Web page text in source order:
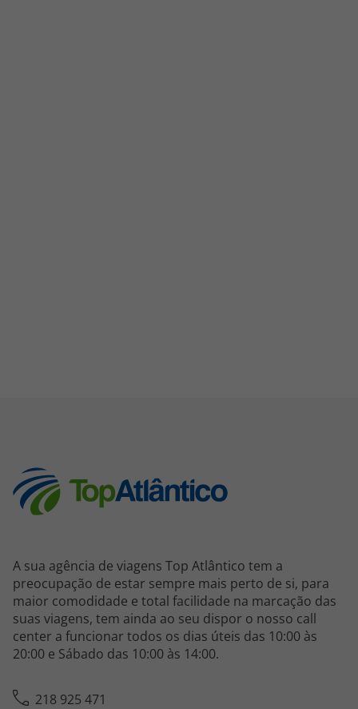
A sua agência de viagens Top Atlântico tem a
preocupação de estar sempre mais perto de si, para
maior comodidade e total facilidade na marcação das
suas viagens, tem ainda ao seu dispor o nosso call
center a funcionar todos os dias úteis das 10:00 às
20:00 e Sábado das 10:00 às 14:00.
218 925 471